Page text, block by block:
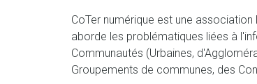
CoTer numérique est une
aborde les problématiques liées à
Communautés (Urbaines,
Groupements de communes, des